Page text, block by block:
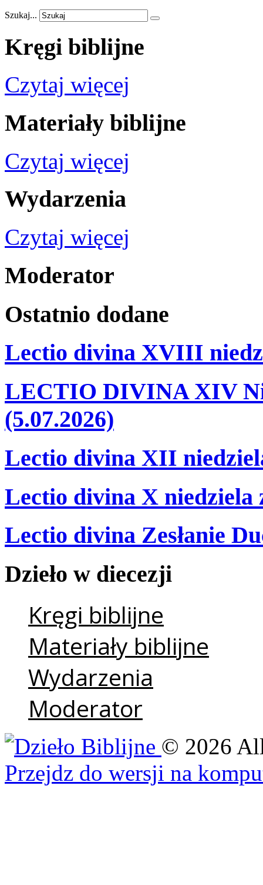
Szukaj...
Kręgi biblijne
Czytaj więcej
Materiały biblijne
Czytaj więcej
Wydarzenia
Czytaj więcej
Moderator
Ostatnio dodane
Lectio divina XVIII
LECTIO DIVINA XIV
(5.07.2026)
Lectio divina XII
Lectio divina X niedziela
Lectio divina Zesłanie
Dzieło w diecezji
Kręgi biblijne
Materiały biblijne
Wydarzenia
Moderator
© 2026
Przejdz do wersji na